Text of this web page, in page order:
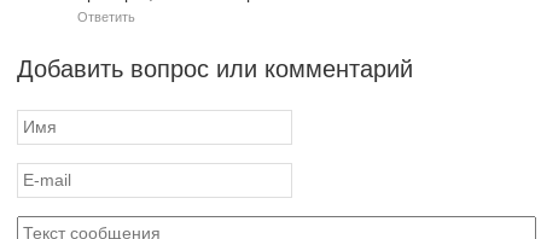
Ответить
Добавить вопрос или комментарий